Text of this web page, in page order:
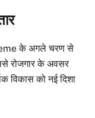
के अगले चरण से
रोजगार के अवसर
विकास को नई दिशा